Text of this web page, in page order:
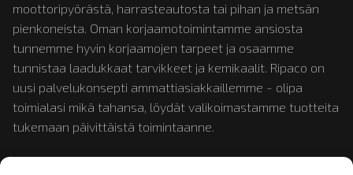
moottoripyörästä, harrasteautosta tai pihan ja metsän
pienkoneista. Oman korjaamotoimintamme ansiosta
tunnemme hyvin korjaamojen tarpeet ja osaamme
tunnistaa laadukkaat tarvikkeet ja kemikaalit. Ripaco on
uusi palvelukonsepti ammattiasiakkaillemme - olipa
toimialasi mikä tahansa, löydät valikoimastamme tuotteita
tukemaan päivittäistä toimintaanne.